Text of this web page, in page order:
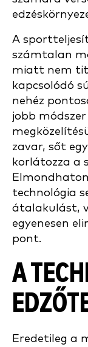
A
számtalan
miatt nem
kapcsolódó
nehéz
jobb módszer
zavar, sőt
korlátozza a
technológia
átalakulást,
egyenesen
pont.
A
Eredetileg a